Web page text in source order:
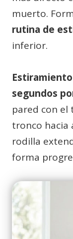
muerto.
rutina de
inferior.
segundos
pared con el
tronco hacia
rodilla
forma